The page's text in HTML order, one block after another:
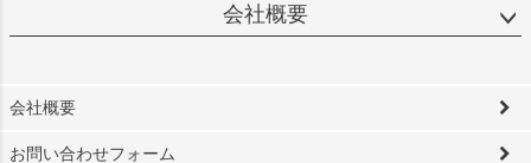
会社概要
会社概要
お問い合わせフォーム